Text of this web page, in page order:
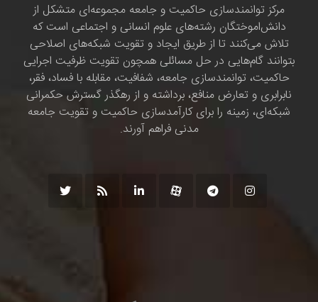
مرکز توانمندسازی حاکمیت و جامعه مجموعه‌ای متشکل از
دانش‌اموختگان رشته‌های علوم انسانی و اجتماعی است که
تلاش می‌کنند تا از طریق ایجاد و تقویت شبکه‌های اصلاحی
بتوانند گام‌هایی در حل مسائلی همچون تقویت ظرفیت اجرایی
حاکمیت، توانمندسازی جامعه، شفافیت، مقابله با فساد، فقر،
نابرابری و تعارض منافع، برداشته و از رهگذر گسترش حکمرانی
شبکه‌ای، زمینه را برای کارآمدسازی حاکمیت و تقویت جامعه
مدنی فراهم آورند.